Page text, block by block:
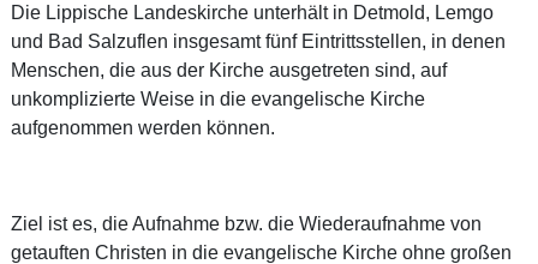
Die Lippische Landeskirche unterhält in Detmold, Lemgo
und Bad Salzuflen insgesamt fünf Eintrittsstellen, in denen
Menschen, die aus der Kirche ausgetreten sind, auf
unkomplizierte Weise in die evangelische Kirche
aufgenommen werden können.
Ziel ist es, die Aufnahme bzw. die Wiederaufnahme von
getauften Christen in die evangelische Kirche ohne großen